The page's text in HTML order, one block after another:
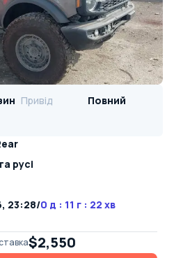
Привід
Повний
русі
23:28/0 д : 11 г : 22 хв
$2,550